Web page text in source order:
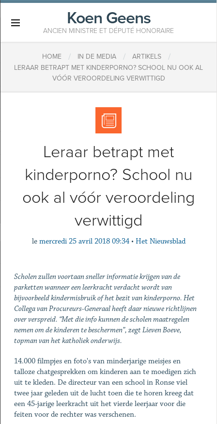
Koen Geens
ANCIEN MINISTRE ET DÉPUTÉ HONORAIRE
HOME / IN DE MEDIA / ARTIKELS /
​LERAAR BETRAPT MET KINDERPORNO? SCHOOL NU OOK AL
VÓÓR VEROORDELING VERWITTIGD
​Leraar betrapt met
kinderporno? School nu
ook al vóór veroordeling
verwittigd
le mercredi 25 avril 2018 09:34 • Het Nieuwsblad
Scholen zullen voortaan sneller informatie krijgen van de
parketten wanneer een leerkracht verdacht wordt van
bijvoorbeeld kindermisbruik of het bezit van kinderporno. Het
Collega van Procureurs-Generaal heeft daar nieuwe richtlijnen
over verspreid. “Met die info kunnen de scholen maatregelen
nemen om de kinderen te beschermen”, zegt Lieven Boeve,
topman van het katholiek ­onderwijs.
14.000 filmpjes en foto's van minderjarige meisjes en
talloze chatgesprekken om kinderen aan te moedigen zich
uit te kleden. De directeur van een school in Ronse viel
twee jaar geleden uit de lucht toen die te horen kreeg dat
een 45-jarige leerkracht uit het vierde leerjaar voor die
feiten voor de rechter was verschenen.